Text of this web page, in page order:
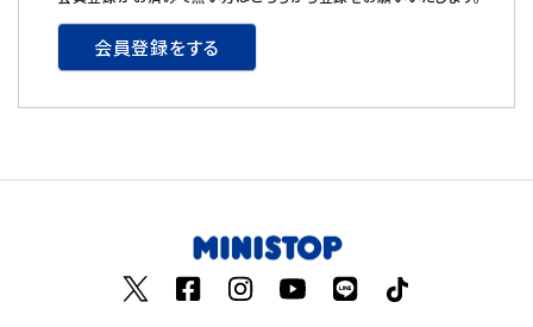
ギフト
会員登録をする